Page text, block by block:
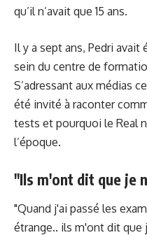
qu’il n’avait que 15 ans.
Il y a sept ans, Pedri
sein du centre de
S’adressant aux médias
été invité à raconter
tests et pourquoi le Real
l’époque.
"Ils m'ont dit que je
"Quand j'ai passé les
étrange.. ils m'ont dit que